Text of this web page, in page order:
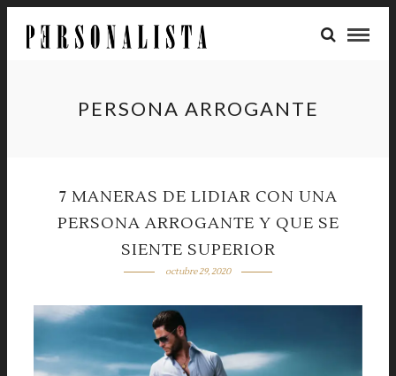
PERSONA ARROGANTE
7 MANERAS DE LIDIAR CON UNA
PERSONA ARROGANTE Y QUE SE
SIENTE SUPERIOR
octubre 29, 2020